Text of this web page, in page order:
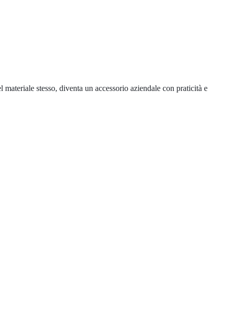
stesso, diventa un accessorio aziendale con praticità e